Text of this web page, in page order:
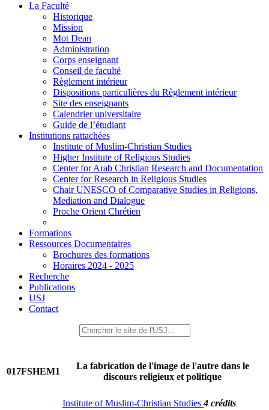
La Faculté
Historique
Mission
Mot Dean
Administration
Corps enseignant
Conseil de faculté
Règlement intérieur
Dispositions particulières du Règlement intérieur
Site des enseignants
Calendrier universitaire
Guide de l’étudiant
Institutions rattachées
Institute of Muslim-Christian Studies
Higher Institute of Religious Studies
Center for Arab Christian Research and Documentation
Center for Research in Religious Studies
Chair UNESCO of Comparative Studies in Religions,
Mediation and Dialogue
Proche Orient Chrétien
Formations
Ressources Documentaires
Brochures des formations
Horaires 2024 - 2025
Recherche
Publications
USJ
Contact
017FSHEM1
La fabrication de l'image de l'autre dans le
discours religieux et politique
Institute of Muslim-Christian Studies4 crédits